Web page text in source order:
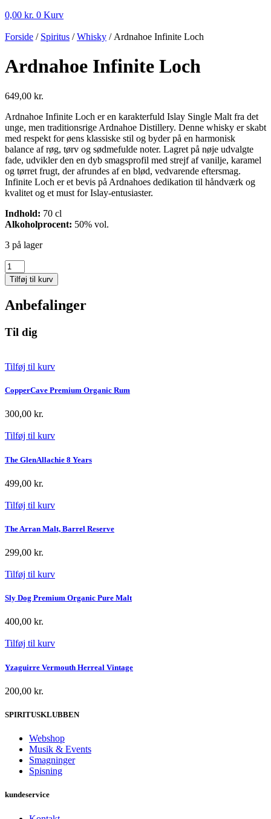
0,00 kr. 0 Kurv
Forside / Spiritus /Whisky / Ardnahoe Infinite Loch
Ardnahoe Infinite Loch
649,00 kr.
Ardnahoe Infinite Loch er en karakterfuld Islay Single Malt fra det
unge, men traditionsrige Ardnahoe Distillery. Denne whisky er skabt
med respekt for øens klassiske stil og byder på en harmonisk
balance af røg, tørv og sødmefulde noter. Lagret på nøje udvalgte
fade, udvikler den en dyb smagsprofil med strejf af vanilje, karamel
og tørret frugt, der afrundes af en blød, vedvarende eftersmag.
Infinite Loch er et bevis på Ardnahoes dedikation til håndværk og
kvalitet og et must for Islay-entusiaster.
Indhold: 70 cl
Alkoholprocent: 50% vol.
3 på lager
Ardnahoe
Infinite
Loch
Tilføj til kurv
Anbefalinger
Til dig
Tilføj til kurv
CopperCave Premium Organic Rum
300,00 kr.
Tilføj til kurv
The GlenAllachie 8 Years
499,00 kr.
Tilføj til kurv
The Arran Malt, Barrel Reserve
299,00 kr.
Tilføj til kurv
Sly Dog Premium Organic Pure Malt
400,00 kr.
Tilføj til kurv
Yzaguirre Vermouth Herreal Vintage
200,00 kr.
SPIRITUSKLUBBEN
Webshop
Musik & Events
Smagninger
Spisning
kundeservice